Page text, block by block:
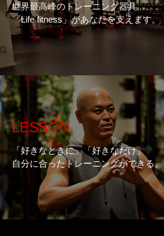
世界最高峰のトレーニング器具
「Life fitness」があなたを支えます。
LESSON
「好きなときに」「好きなだけ」
自分に合ったトレーニングができる。